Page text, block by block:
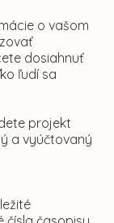
o vašom
dosiahnuť
ľudí sa
projekt
a vyúčtovaný